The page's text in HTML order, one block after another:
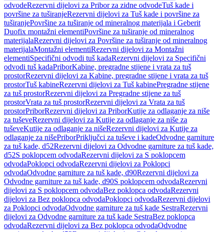
odvodeRezervni dijelovi za Pribor za zidne odvodeTuš kade i
površine za tuširanjeRezervni dijelovi za Tuš kade i površine za
tuširanjePovršine za tuširanje od mineralnog materijala i Geberit
Duofix montažni elementiPovršine za tuširanje od mineralnog
materijalaRezervni dijelovi za Površine za tuširanje od mineralnog
materijalaMontažni elementiRezervni dijelovi za Montažni
elementiSpecifični odvodi tuš kadaRezervni dijelovi za Specifični
odvodi tuš kadaPriborKabine, pregradne stijene i vrata za tuš
prostorRezervni dijelovi za Kabine, pregradne stijene i vrata za tuš
prostorTuš kabineRezervni dijelovi za Tuš kabinePregradne stijene
za tuš prostorRezervni dijelovi za Pregradne stijene za tuš
prostorVrata za tuš prostorRezervni dijelovi za Vrata za tuš
prostorPriborRezervni dijelovi za PriborKutije za odlaganje za niše
za tuševeRezervni dijelovi za Kutije za odlaganje za niše za
tuševeKutije za odlaganje za nišeRezervni dijelovi za Kutije za
odlaganje za nišePriborPriključci za tuševe i kadeOdvodne garniture
za tuš kade, d52Rezervni dijelovi za Odvodne garniture za tuš kade,
d52S poklopcem odvodaRezervni dijelovi za S poklopcem
odvodaPoklopci odvodaRezervni dijelovi za Poklopci
odvodaOdvodne garniture za tuš kade, d90Rezervni dijelovi za
Odvodne garniture za tuš kade, d90S poklopcem odvodaRezervni
dijelovi za S poklopcem odvodaBez poklopca odvodaRezervni
dijelovi za Bez poklopca odvodaPoklopci odvodaRezervni dijelovi
za Poklopci odvodaOdvodne garniture za tuš kade SestraRezervni
dijelovi za Odvodne garniture za tuš kade SestraBez poklopca
odvodaRezervni dijelovi za Bez poklopca odvodaOdvodne